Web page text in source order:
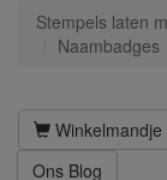
Stempels laten
Naambadges
Winkelmandje
Ons Blog